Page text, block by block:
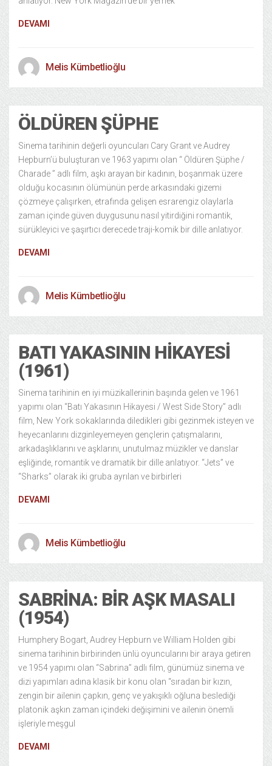
DEVAMI
Melis Kümbetlioğlu
ÖLDÜREN ŞÜPHE
Sinema tarihinin değerli oyuncuları Cary Grant ve Audrey
Hepburn’ü buluşturan ve 1963 yapımı olan “ Öldüren Şüphe /
Charade ” adlı film, aşkı arayan bir kadının, boşanmak üzere
olduğu kocasının ölümünün perde arkasındaki gizemi
çözmeye çalışırken, etrafında gelişen esrarengiz olaylarla
zaman içinde güven duygusunu nasıl yitirdiğini romantik,
sürükleyici ve şaşırtıcı derecede traji-komik bir dille anlatıyor.
DEVAMI
Melis Kümbetlioğlu
BATI YAKASININ HIKAYESI
(1961)
Sinema tarihinin en iyi müzikallerinin başında gelen ve 1961
yapımı olan “Batı Yakasının Hikayesi / West Side Story” adlı
film, New York sokaklarında diledikleri gibi gezinmek isteyen ve
heyecanlarını dizginleyemeyen gençlerin çatışmalarını,
arkadaşlıklarını ve aşklarını, unutulmaz müzikler ve danslar
eşliğinde, romantik ve dramatik bir dille anlatıyor. “Jets” ve
“Sharks” olarak iki gruba ayrılan ve birbirleri
DEVAMI
Melis Kümbetlioğlu
SABRINA: BIR AŞK MASALI
(1954)
Humphery Bogart, Audrey Hepburn ve William Holden gibi
sinema tarihinin birbirinden ünlü oyuncularını bir araya getiren
ve 1954 yapımı olan “Sabrina” adlı film, günümüz sinema ve
dizi yapımları adına klasik bir konu olan “sıradan bir kızın,
zengin bir ailenin çapkın, genç ve yakışıklı oğluna beslediği
platonik aşkın zaman içindeki değişimini ve ailenin önemli
işleriyle meşgul
DEVAMI